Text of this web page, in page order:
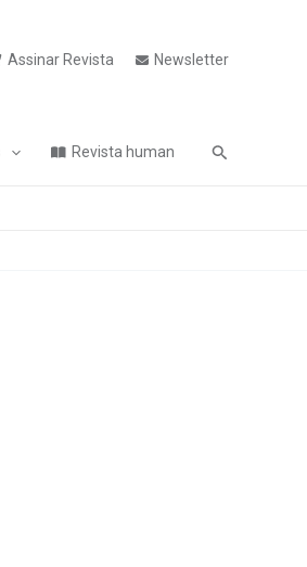
Assinar Revista Newsletter
Revista human Pesquisa